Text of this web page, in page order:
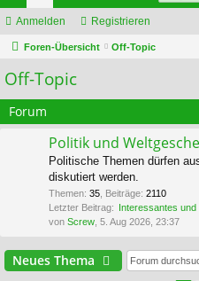
ch
ne
llz
ug
riff
or
en
Anmelden Registrieren
Foren-Übersicht Off-Topic
Off-Topic
Forum
Politik und
Politische Themen dürfen
diskutiert werden.
Themen: 35 Beiträge: 2110
Letzter Beitrag: Interessantes und
von Screw , 5. Aug 2026, 23:37
Neues Thema